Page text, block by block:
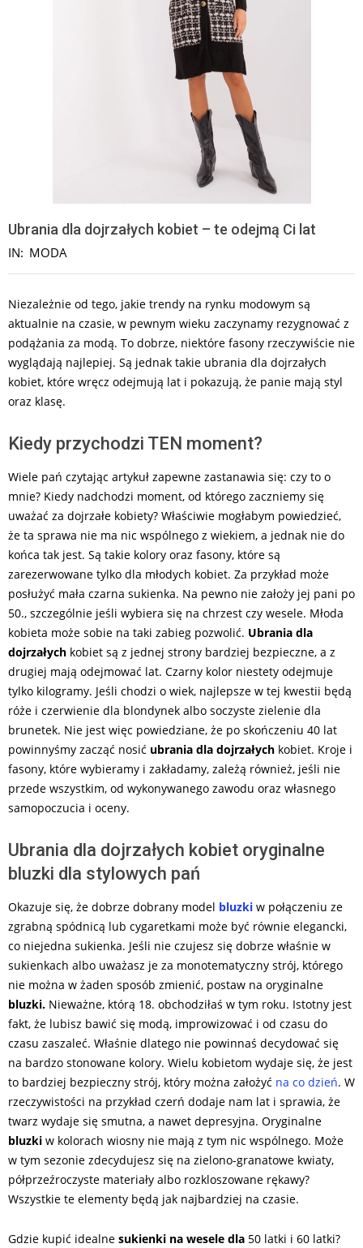
Ubrania dla dojrzałych kobiet – te odejmą Ci lat
IN: MODA
Niezależnie od tego, jakie trendy na rynku modowym są
aktualnie na czasie, w pewnym wieku zaczynamy rezygnować z
podążania za modą. To dobrze, niektóre fasony rzeczywiście nie
wyglądają najlepiej. Są jednak takie ubrania dla dojrzałych
kobiet, które wręcz odejmują lat i pokazują, że panie mają styl
oraz klasę.
Kiedy przychodzi TEN moment?
Wiele pań czytając artykuł zapewne zastanawia się: czy to o
mnie? Kiedy nadchodzi moment, od którego zaczniemy się
uważać za dojrzałe kobiety? Właściwie mogłabym powiedzieć,
że ta sprawa nie ma nic wspólnego z wiekiem, a jednak nie do
końca tak jest. Są takie kolory oraz fasony, które są
zarezerwowane tylko dla młodych kobiet. Za przykład może
posłużyć mała czarna sukienka. Na pewno nie założy jej pani po
50., szczególnie jeśli wybiera się na chrzest czy wesele. Młoda
kobieta może sobie na taki zabieg pozwolić. Ubrania dla
dojrzałych kobiet są z jednej strony bardziej bezpieczne, a z
drugiej mają odejmować lat. Czarny kolor niestety odejmuje
tylko kilogramy. Jeśli chodzi o wiek, najlepsze w tej kwestii będą
róże i czerwienie dla blondynek albo soczyste zielenie dla
brunetek. Nie jest więc powiedziane, że po skończeniu 40 lat
powinnyśmy zacząć nosić ubrania dla dojrzałych kobiet. Kroje i
fasony, które wybieramy i zakładamy, zależą również, jeśli nie
przede wszystkim, od wykonywanego zawodu oraz własnego
samopoczucia i oceny.
Ubrania dla dojrzałych kobiet oryginalne
bluzki dla stylowych pań
Okazuje się, że dobrze dobrany model bluzki w połączeniu ze
zgrabną spódnicą lub cygaretkami może być równie elegancki,
co niejedna sukienka. Jeśli nie czujesz się dobrze właśnie w
sukienkach albo uważasz je za monotematyczny strój, którego
nie można w żaden sposób zmienić, postaw na oryginalne
bluzki. Nieważne, którą 18. obchodziłaś w tym roku. Istotny jest
fakt, że lubisz bawić się modą, improwizować i od czasu do
czasu zaszaleć. Właśnie dlatego nie powinnaś decydować się
na bardzo stonowane kolory. Wielu kobietom wydaje się, że jest
to bardziej bezpieczny strój, który można założyć na co dzień. W
rzeczywistości na przykład czerń dodaje nam lat i sprawia, że
twarz wydaje się smutna, a nawet depresyjna. Oryginalne
bluzki w kolorach wiosny nie mają z tym nic wspólnego. Może
w tym sezonie zdecydujesz się na zielono-granatowe kwiaty,
półprzeźroczyste materiały albo rozkloszowane rękawy?
Wszystkie te elementy będą jak najbardziej na czasie.
Gdzie kupić idealne sukienki na wesele dla 50 latki i 60 latki?